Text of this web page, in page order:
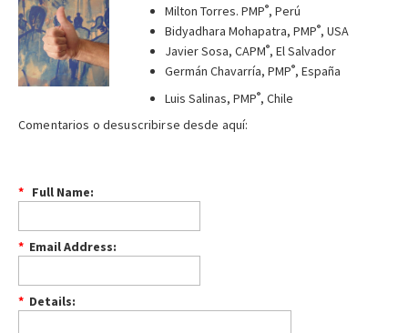
Milton Torres. PMP®, Perú
Bidyadhara Mohapatra, PMP®, USA
Javier Sosa, CAPM®, El Salvador
Germán Chavarría, PMP®, España
Luis Salinas, PMP®, Chile
Comentarios o desuscribirse desde aquí:
* Full Name:
* Email Address:
* Details: